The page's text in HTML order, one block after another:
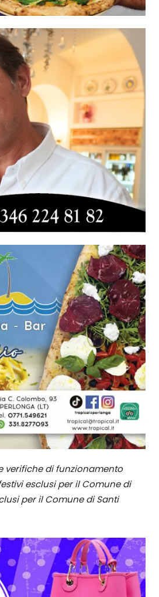
verifiche di funzionamento
esclusi per il Comune di
per il Comune di Santi